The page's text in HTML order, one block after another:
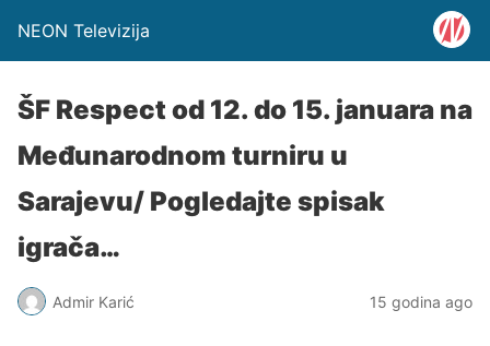
NEON Televizija
ŠF Respect od 12. do 15. januara na
Međunarodnom turniru u
Sarajevu/ Pogledajte spisak
igrača…
Admir Karić 15 godina ago